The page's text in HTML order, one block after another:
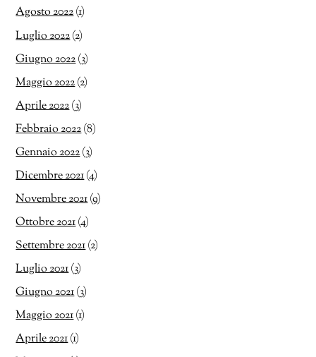
Agosto 2022(1)
Luglio 2022(2)
Giugno 2022(3)
Maggio 2022(2)
Aprile 2022(3)
Febbraio 2022(8)
Gennaio 2022(3)
Dicembre 2021(4)
Novembre 2021(9)
Ottobre 2021(4)
Settembre 2021(2)
Luglio 2021(3)
Giugno 2021(3)
Maggio 2021(1)
Aprile 2021(1)